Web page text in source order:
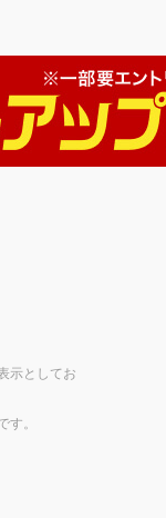
示としてお
す。